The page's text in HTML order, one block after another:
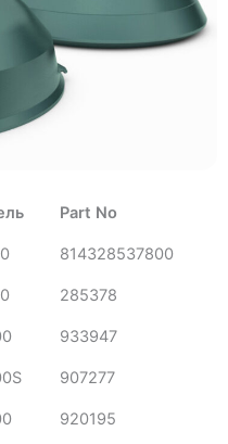
Part No
814328537800
285378
933947
907277
920195